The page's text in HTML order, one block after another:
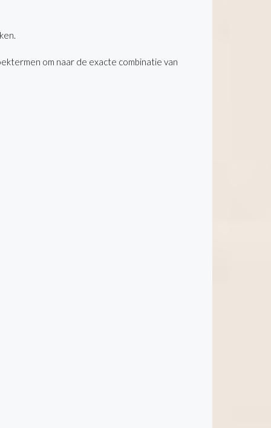
om naar de exacte combinatie van